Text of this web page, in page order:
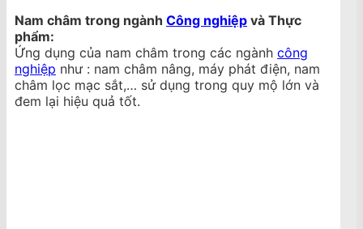
Nam châm trong ngành Công nghiệp và Thực
phẩm:
Ứng dụng của nam châm trong các ngành công
nghiệp như : nam châm nâng, máy phát điện, nam
châm lọc mạc sắt,… sử dụng trong quy mộ lớn và
đem lại hiệu quả tốt.